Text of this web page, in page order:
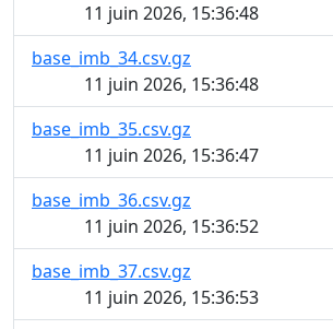
11 juin 2026, 15:36:48
base_imb_34.csv.gz
11 juin 2026, 15:36:48
base_imb_35.csv.gz
11 juin 2026, 15:36:47
base_imb_36.csv.gz
11 juin 2026, 15:36:52
base_imb_37.csv.gz
11 juin 2026, 15:36:53